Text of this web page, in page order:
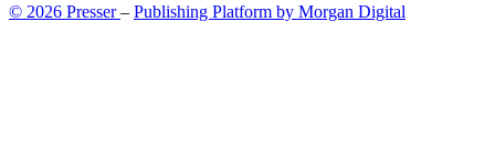
© 2026 Presser– Publishing Platform by Morgan Digital